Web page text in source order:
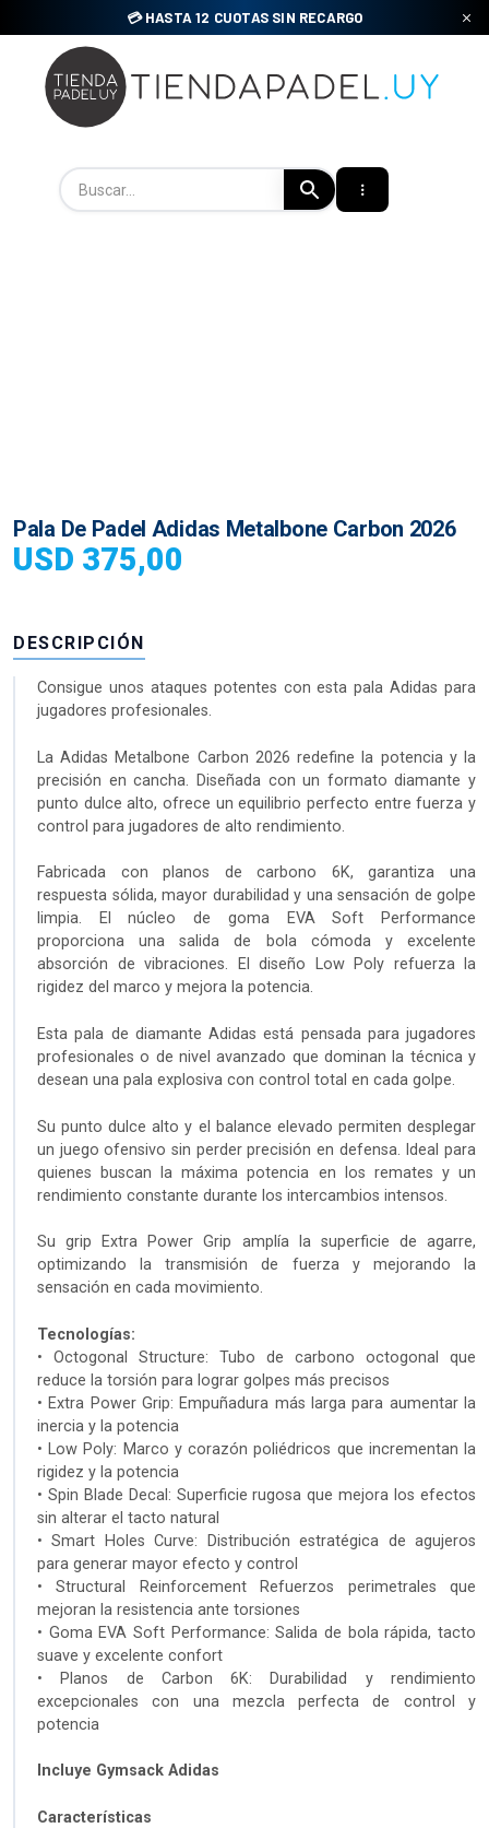
to
content
💳 HASTA 12 CUOTAS SIN RECARGO
Pala De Padel Adidas Metalbone Carbon 2026
USD 375,00
DESCRIPCIÓN
Consigue unos ataques potentes con esta pala Adidas para
jugadores profesionales.
La Adidas Metalbone Carbon 2026 redefine la potencia y la
precisión en cancha. Diseñada con un formato diamante y
punto dulce alto, ofrece un equilibrio perfecto entre fuerza y
control para jugadores de alto rendimiento.
Fabricada con planos de carbono 6K, garantiza una
respuesta sólida, mayor durabilidad y una sensación de golpe
limpia. El núcleo de goma EVA Soft Performance
proporciona una salida de bola cómoda y excelente
absorción de vibraciones. El diseño Low Poly refuerza la
rigidez del marco y mejora la potencia.
Esta pala de diamante Adidas está pensada para jugadores
profesionales o de nivel avanzado que dominan la técnica y
desean una pala explosiva con control total en cada golpe.
Su punto dulce alto y el balance elevado permiten desplegar
un juego ofensivo sin perder precisión en defensa. Ideal para
quienes buscan la máxima potencia en los remates y un
rendimiento constante durante los intercambios intensos.
Su grip Extra Power Grip amplía la superficie de agarre,
optimizando la transmisión de fuerza y mejorando la
sensación en cada movimiento.
Tecnologías:
• Octogonal Structure: Tubo de carbono octogonal que
reduce la torsión para lograr golpes más precisos
• Extra Power Grip: Empuñadura más larga para aumentar la
inercia y la potencia
• Low Poly: Marco y corazón poliédricos que incrementan la
rigidez y la potencia
• Spin Blade Decal: Superficie rugosa que mejora los efectos
sin alterar el tacto natural
• Smart Holes Curve: Distribución estratégica de agujeros
para generar mayor efecto y control
• Structural Reinforcement Refuerzos perimetrales que
mejoran la resistencia ante torsiones
• Goma EVA Soft Performance: Salida de bola rápida, tacto
suave y excelente confort
• Planos de Carbon 6K: Durabilidad y rendimiento
excepcionales con una mezcla perfecta de control y
potencia
Incluye Gymsack Adidas
Características